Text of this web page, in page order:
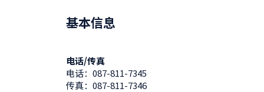
基本信息
电话/传真
电话： 087-811-7345
传真： 087-811-7346